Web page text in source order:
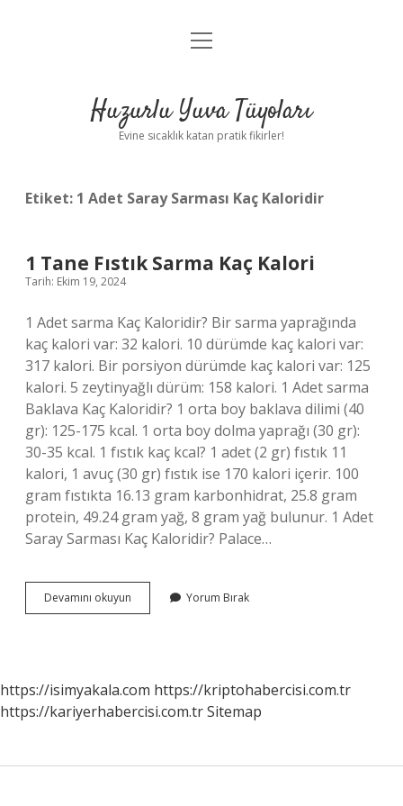
Anasayfa
Yasal Uyarı
menüyü
Huzurlu Yuva Tüyoları
Evine sıcaklık katan pratik fikirler!
Etiket: 1 Adet Saray Sarması Kaç Kaloridir
1 Tane Fıstık Sarma Kaç Kalori
Tarih: Ekim 19, 2024
1 Adet sarma Kaç Kaloridir? Bir sarma yaprağında
kaç kalori var: 32 kalori. 10 dürümde kaç kalori var:
317 kalori. Bir porsiyon dürümde kaç kalori var: 125
kalori. 5 zeytinyağlı dürüm: 158 kalori. 1 Adet sarma
Baklava Kaç Kaloridir? 1 orta boy baklava dilimi (40
gr): 125-175 kcal. 1 orta boy dolma yaprağı (30 gr):
30-35 kcal. 1 fıstık kaç kcal? 1 adet (2 gr) fıstık 11
kalori, 1 avuç (30 gr) fıstık ise 170 kalori içerir. 100
gram fıstıkta 16.13 gram karbonhidrat, 25.8 gram
protein, 49.24 gram yağ, 8 gram yağ bulunur. 1 Adet
Saray Sarması Kaç Kaloridir? Palace…
Devamını okuyun
Tane
Yorum Bırak
https://isimyakala.com https://kriptohabercisi.com.tr
https://kariyerhabercisi.com.trSitemap